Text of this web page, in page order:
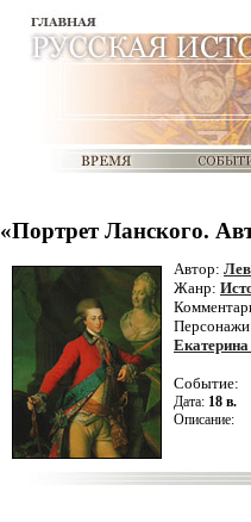
«Портрет Ланского.
Автор:
Жанр:
Событие:
Дата: 18 в.
Описание: